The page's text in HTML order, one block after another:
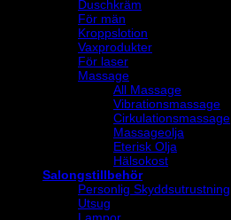
Duschkräm
För män
Kroppslotion
Vaxprodukter
För laser
Massage
All Massage
Vibrationsmassage
Cirkulationsmassage
Massageolja
Eterisk Olja
Hälsokost
Salongstillbehör
Personlig Skyddsutrustning
Utsug